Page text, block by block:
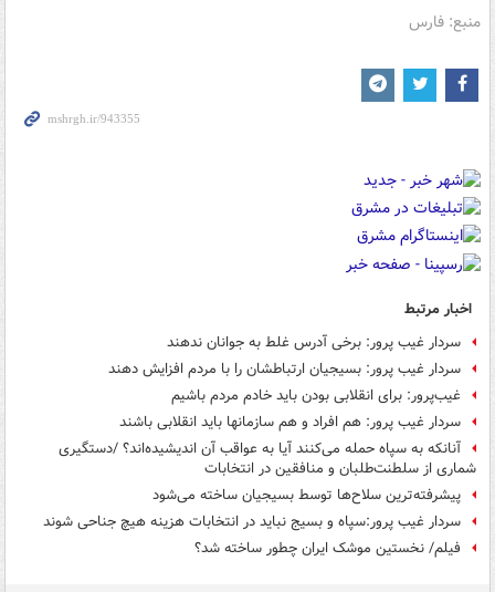
منبع: فارس
اخبار مرتبط
سردار غیب پرور: برخی آدرس غلط به جوانان ندهند
سردار غیب پرور: بسیجیان ارتباطشان را با مردم افزایش دهند
غیب‌پرور: برای انقلابی بودن باید خادم مردم باشیم
سردار غیب پرور: هم افراد و هم سازمانها باید انقلابی باشند
آنانکه به سپاه حمله می‌کنند آیا به عواقب‌ آن اندیشیده‌اند؟ /دستگیری
شماری از سلطنت‌طلبان و منافقین در انتخابات
پیشرفته‌ترین سلاح‌ها توسط بسیجیان ساخته می‌شود
سردار غیب پرور:سپاه و بسیج نباید در انتخابات هزینه هیچ جناحی شوند
فیلم/ نخستین موشک ایران چطور ساخته شد؟